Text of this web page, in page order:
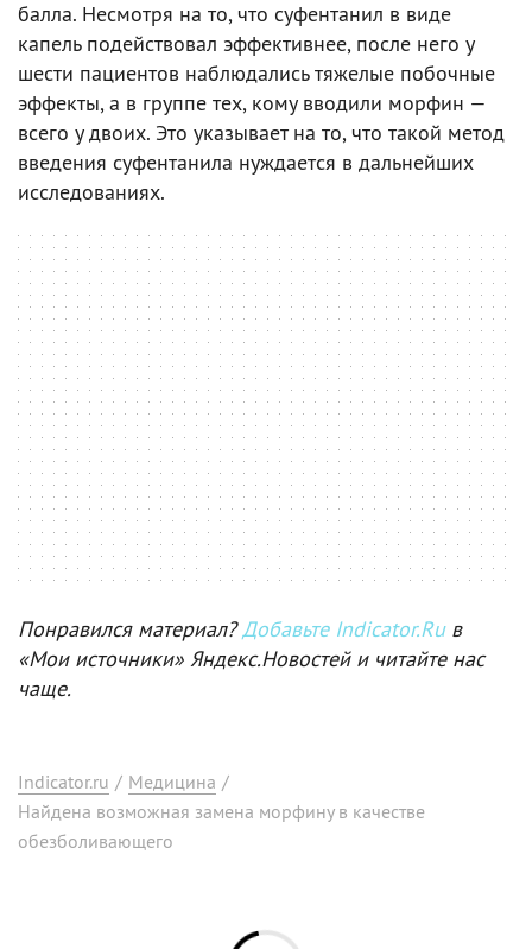
балла. Несмотря на то, что суфентанил в виде
капель подействовал эффективнее, после него у
шести пациентов наблюдались тяжелые побочные
эффекты, а в группе тех, кому вводили морфин —
всего у двоих. Это указывает на то, что такой метод
введения суфентанила нуждается в дальнейших
исследованиях.
Понравился материал?Добавьте Indicator.Ruв
«Мои источники» Яндекс.Новостей и читайте нас
чаще.
Indicator.ru / Медицина /
Найдена возможная замена морфину в качестве
обезболивающего